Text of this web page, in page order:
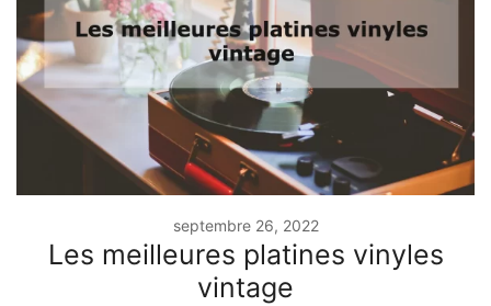
septembre 26, 2022
Les meilleures platines vinyles
vintage